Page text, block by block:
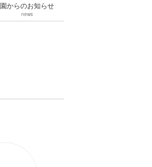
園からのお知らせ
news